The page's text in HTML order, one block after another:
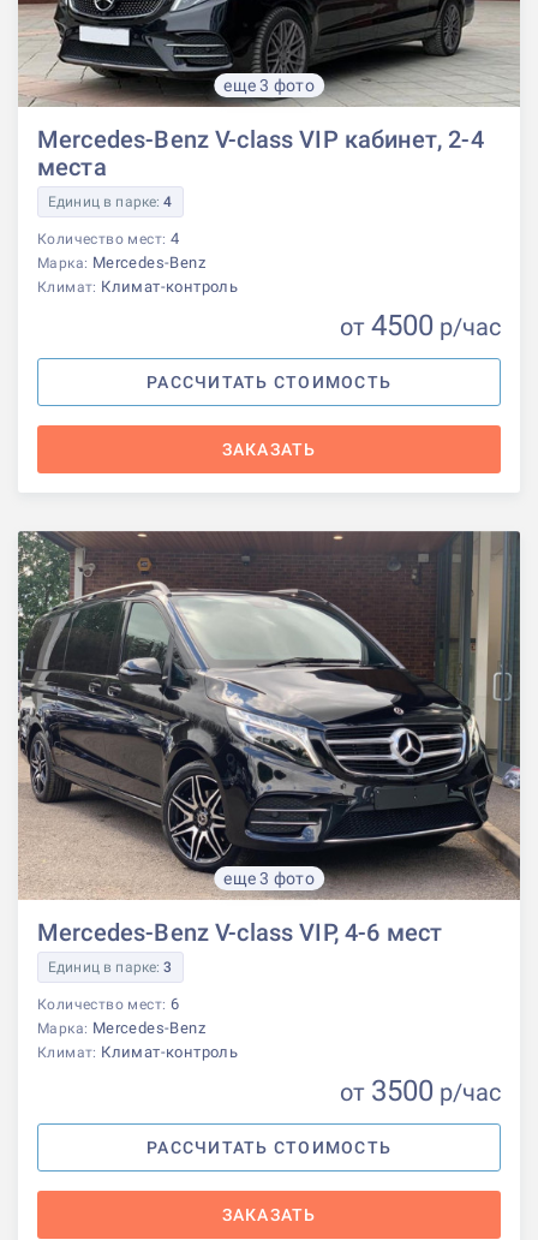
еще 3 фото
Mercedes-Benz V-class VIP кабинет, 2-4
места
Единиц в парке:4
Количество мест: 4
Марка: Mercedes-Benz
Климат: Климат-контроль
от 4500 р/час
РАССЧИТАТЬ СТОИМОСТЬ
ЗАКАЗАТЬ
еще 3 фото
Mercedes-Benz V-class VIP, 4-6 мест
Единиц в парке:3
Количество мест: 6
Марка: Mercedes-Benz
Климат: Климат-контроль
от 3500 р/час
РАССЧИТАТЬ СТОИМОСТЬ
ЗАКАЗАТЬ